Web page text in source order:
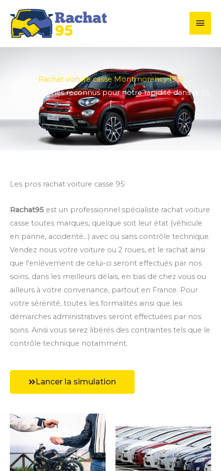
contenu
Rachat voiture casse Montmorency (95)
Nous sommes reconnus pour notre rapidité dans le 95
!
Les pros rachat voiture casse 95
Rachat95 est un professionnel spécialiste rachat voiture
casse toutes marques, quelque soit leur état (véhicule
en panne, accidenté...) avec ou sans contrôle technique.
Vendez nous votre voiture ou 2 roues, et le rachat ainsi
que l'enlèvement de celui-ci seront effectués par nos
soins, dans les meilleurs délais, en bas de chez vous ou
ailleurs à votre convenance, partout en France. Pour
votre sérénité, toutes les formalités ainsi que les
démarches administratives seront effectuées par nos
soins. Ainsi vous serez libérés des contraintes tels que le
contrôle technique notamment.
Lancer la simulation